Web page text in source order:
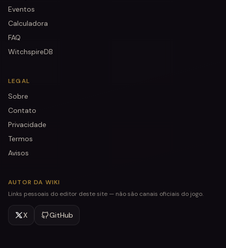
Eventos
Calculadora
FAQ
WitchspireDB
LEGAL
Sobre
Contato
Privacidade
Termos
Avisos
AUTOR DA WIKI
Links pessoais do editor deste site — não são canais oficiais do jogo.
X GitHub